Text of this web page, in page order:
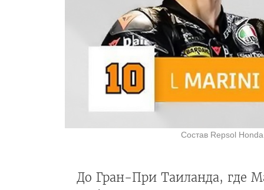
Состав Repsol
До Гран-При Таиланда, где